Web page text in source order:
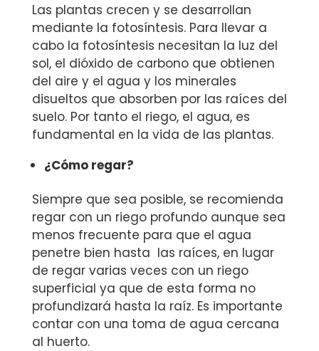
Las plantas crecen y se desarrollan
mediante la fotosíntesis. Para llevar a
cabo la fotosíntesis necesitan la luz del
sol, el dióxido de carbono que obtienen
del aire y el agua y los minerales
disueltos que absorben por las raíces del
suelo. Por tanto el riego, el agua, es
fundamental en la vida de las plantas.
¿Cómo regar?
Siempre que sea posible, se recomienda
regar con un riego profundo aunque sea
menos frecuente para que el agua
penetre bien hasta las raíces, en lugar
de regar varias veces con un riego
superficial ya que de esta forma no
profundizará hasta la raíz. Es importante
contar con una toma de agua cercana
al huerto.